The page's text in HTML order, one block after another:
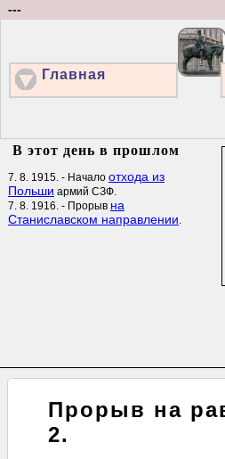
---
Главная
В этот день в прошлом
7. 8. 1915. - Начало отхода из
Польши армий СЗФ.
7. 8. 1916. - Прорыв на
Станиславском направлении.
Прорыв на
2.